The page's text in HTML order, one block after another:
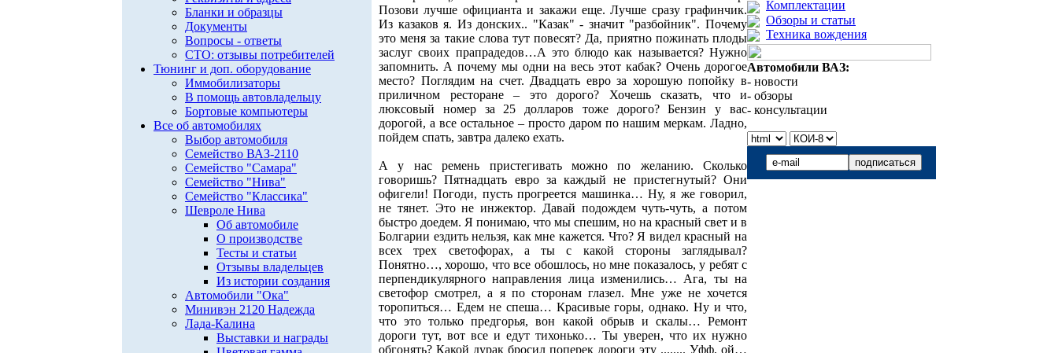
Бланки и образцы
Документы
Вопросы - ответы
СТО: отзывы потребителей
Тюнинг и доп. оборудование
Иммобилизаторы
В помощь автовладельцу
Бортовые компьютеры
Все об автомобилях
Выбор автомобиля
Семейство ВАЗ-2110
Семейство "Самара"
Семейство "Нива"
Семейство "Классика"
Шевроле Нива
Об автомобиле
О производстве
Тесты и статьи
Отзывы владельцев
Из истории создания
Автомобили "Ока"
Минивэн 2120 Надежда
Лада-Калина
Выставки и награды
Позови лучше официанта и закажи еще. Лучше сразу графинчик.
Из казаков я. Из донских.. "Казак" - значит "разбойник". Почему
это меня за такие слова тут повесят? Да, приятно пожинать плоды
заслуг своих прапрадедов…А это блюдо как называется? Нужно
запомнить. А почему мы одни на весь этот кабак? Очень дорогое
место? Поглядим на счет. Двадцать евро за хорошую попойку в
приличном ресторане – это дорого? Хочешь сказать, что и
люксовый номер за 25 долларов тоже дорого? Бензин у вас
дорогой, а все остальное – просто даром по нашим меркам. Ладно,
пойдем спать, завтра далеко ехать.
А у нас ремень пристегивать можно по желанию. Сколько
говоришь? Пятнадцать евро за каждый не пристегнутый? Они
офигели! Погоди, пусть прогреется машинка… Ну, я же говорил,
не тянет. Это не инжектор. Давай подождем чуть-чуть, а потом
быстро доедем. Я понимаю, что мы спешим, но на красный свет и в
Болгарии ездить нельзя, как мне кажется. Что? Я видел красный на
всех трех светофорах, а ты с какой стороны заглядывал?
Понятно…, хорошо, что все обошлось, но мне показалось, у ребят с
перпендикулярного направления лица изменились… Ага, ты на
светофор смотрел, а я по сторонам глазел. Мне уже не хочется
торопиться… Едем не спеша… Красивые горы, однако. Ну и что,
что это только предгорья, вон какой обрыв и скалы… Ремонт
дороги тут, вот все и едут тихонько… Ты уверен, что их нужно
обгонять? Какой дурак бросил поперек дороги эту ........ Уфф, ой…
Комплектации
Обзоры и статьи
Техника вождения
Автомобили ВАЗ:
- новости
- обзоры
- консультации